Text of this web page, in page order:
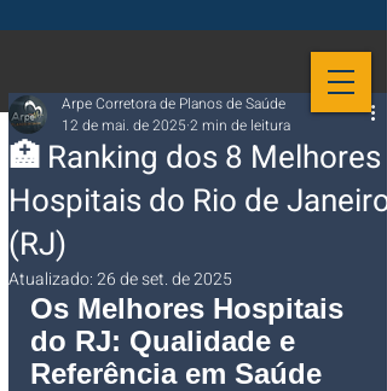
🏥 Ranking dos 8 Melhores
Hospitais do Rio de Janeiro
(RJ)
Arpe Corretora de Planos de Saúde
12 de mai. de 2025 2 min de leitura
Atualizado:26 de set. de 2025
Os Melhores Hospitais
do RJ: Qualidade e
Referência em Saúde